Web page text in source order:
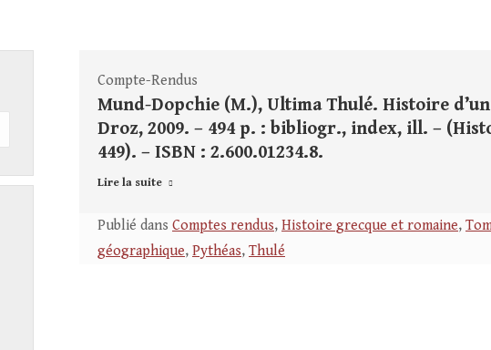
Compte-Rendus
Mund-Dopchie (M.), Ultima Thulé. Histoire d’un
Droz, 2009. – 494 p. : bibliogr., index, ill. –
449). – ISBN : 2.600.01234.8.
Lire la suite
Publié dans Comptes rendus, Histoire grecque et romaine,
géographique, Pythéas, Thulé